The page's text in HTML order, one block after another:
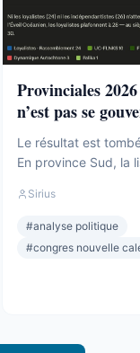
Provinciales
n’est pas se
Le résultat est
En province Sud, la
voix, une assemblée
dominée, la droite la
pulvérisée, le centre
Sirius
#analyse politique
#congres nouvelle